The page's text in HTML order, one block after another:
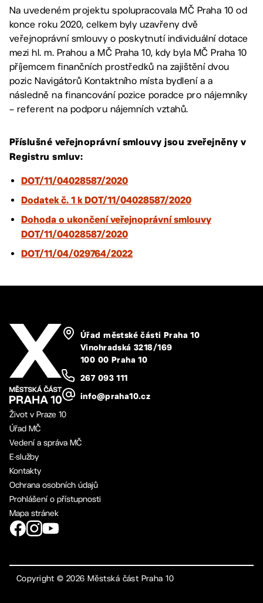
Na uvedeném projektu spolupracovala MČ Praha 10 od
konce roku 2020, celkem byly uzavřeny dvě
veřejnoprávní smlouvy o poskytnutí individuální dotace
mezi hl. m. Prahou a MČ Praha 10, kdy byla MČ Praha 10
příjemcem finančních prostředků na zajištění dvou
pozic Navigátorů Kontaktního místa bydlení a a
následně na financování pozice poradce pro nájemníky
– referent na podporu nájemních vztahů.
Příslušné veřejnoprávní smlouvy jsou zveřejněny v
Registru smluv:
DOT/11/04028587/2020
Dodatek č. 1 k DOT/11/04028587/2020
Dohoda o ukončení veřejnoprávní smlouvy
DOT/11/04028587/2020
DOT/11/04/029764/2022
Úřad městské části Praha 10
Vinohradská 3218/169
100 00 Praha 10
267 093 111
info@praha10.cz
Život v Praze 10
Úřad MČ
Vedení a správa MČ
E-služby
Kontakty
Ochrana osobních údajů
Prohlášení o přístupnosti
Mapa stránek
Copyright ©2026 Městská část Praha 10